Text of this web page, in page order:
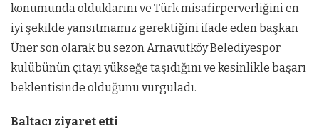
konumunda olduklarını ve Türk misafirperverliğini en
iyi şekilde yansıtmamız gerektiğini ifade eden başkan
Üner son olarak bu sezon ArnavutköyBelediyespor
kulübünün çıtayı yükseğe taşıdığını ve kesinlikle başarı
beklentisinde olduğunu vurguladı.
Baltacı ziyaret etti